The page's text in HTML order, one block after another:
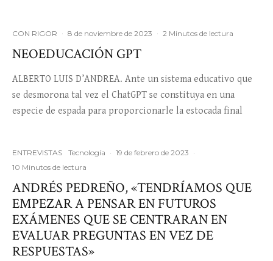
CON RIGOR · 8 de noviembre de 2023 · 2 Minutos de lectura
NEOEDUCACIÓN GPT
ALBERTO LUIS D’ANDREA. Ante un sistema educativo que
se desmorona tal vez el ChatGPT se constituya en una
especie de espada para proporcionarle la estocada final
ENTREVISTAS Tecnología · 19 de febrero de 2023 ·
10 Minutos de lectura
ANDRÉS PEDREÑO, «TENDRÍAMOS QUE
EMPEZAR A PENSAR EN FUTUROS
EXÁMENES QUE SE CENTRARAN EN
EVALUAR PREGUNTAS EN VEZ DE
RESPUESTAS»